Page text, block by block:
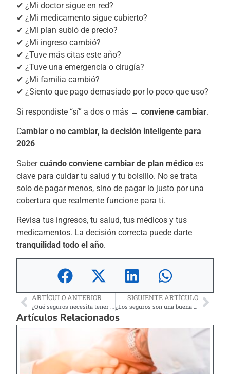
✔ ¿Mi doctor sigue en red?
✔ ¿Mi medicamento sigue cubierto?
✔ ¿Mi plan subió de precio?
✔ ¿Mi ingreso cambió?
✔ ¿Tuve más citas este año?
✔ ¿Tuve una emergencia o cirugía?
✔ ¿Mi familia cambió?
✔ ¿Siento que pago demasiado por lo poco que uso?
Si respondiste “sí” a dos o más →conviene cambiar.
Cambiar o no cambiar, la decisión inteligente para
2026
Sabercuándo conviene cambiar de plan médico es
clave para cuidar tu salud y tu bolsillo. No se trata
solo de pagar menos, sino de pagar lo justo por una
cobertura que realmente funcione para ti.
Revisa tus ingresos, tu salud, tus médicos y tus
medicamentos. La decisión correcta puede darte
tranquilidad todo el año.
ARTÍCULO ANTERIOR
¿Qué seguros necesita tener toda madre soltera?
SIGUIENTE ARTÍCULO
¿Los seguros son una buena estrategia financiera?
Artículos Relacionados